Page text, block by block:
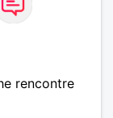
rencontre